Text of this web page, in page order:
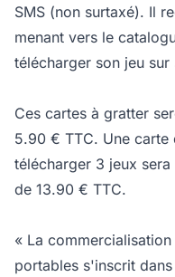
SMS (non surtaxé). Il
menant vers le
télécharger son jeu sur
Ces cartes à gratter
5.90 € TTC. Une
télécharger 3 jeux
de 13.90 € TTC.
« La
portables s'inscrit